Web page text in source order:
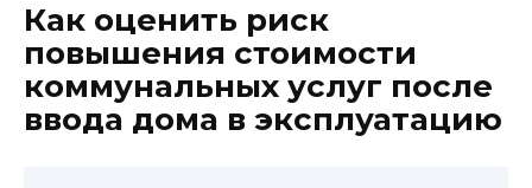
Как оценить риск
повышения стоимости
коммунальных услуг после
ввода дома в эксплуатацию